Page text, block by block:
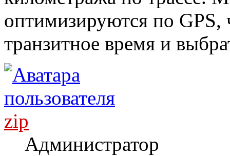
оптимизируются по GPS,
транзитное время и
zip
Администратор